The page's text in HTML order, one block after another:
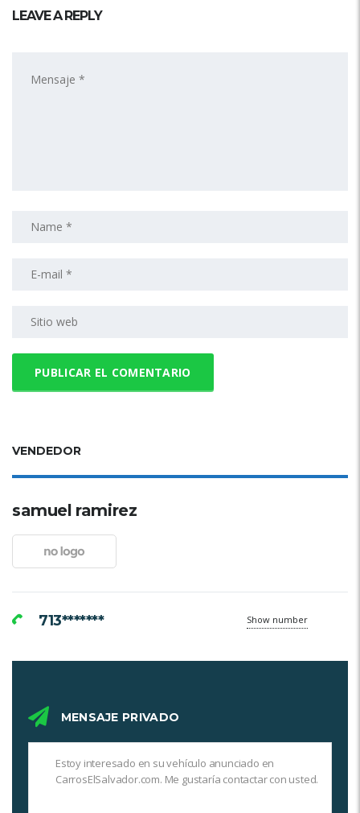
LEAVE A REPLY
VENDEDOR
samuel ramirez
713******* Show number
MENSAJE PRIVADO